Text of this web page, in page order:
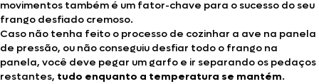
movimentos também é um fator-chave para o sucesso do seu
frango desfiado cremoso.
Caso não tenha feito o processo de cozinhar a ave na panela
de pressão, ou não conseguiu desfiar todo o frango na
panela, você deve pegar um garfo e ir separando os pedaços
restantes, tudo enquanto a temperatura se mantém.